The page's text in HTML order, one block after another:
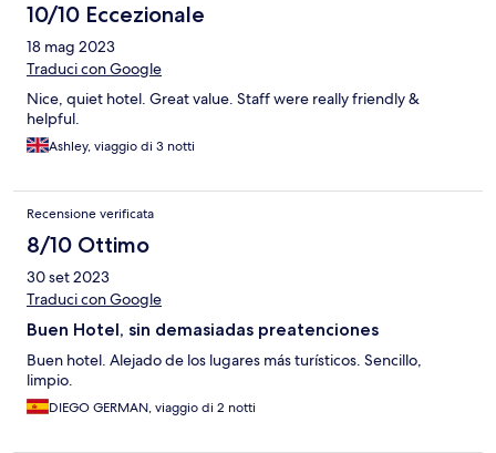
10/10 Eccezionale
18 mag 2023
Traduci con Google
Nice, quiet hotel. Great value. Staff were really friendly &
helpful.
Ashley, viaggio di 3 notti
Recensione verificata
8/10 Ottimo
30 set 2023
Traduci con Google
Buen Hotel, sin demasiadas preatenciones
Buen hotel. Alejado de los lugares más turísticos. Sencillo,
limpio.
DIEGO GERMAN, viaggio di 2 notti